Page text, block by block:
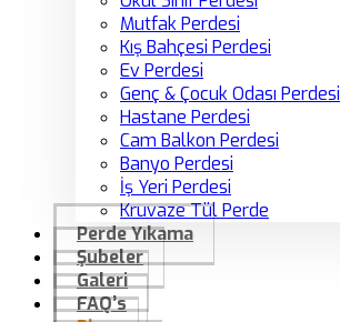
Mutfak Perdesi
Kış Bahçesi Perdesi
Ev Perdesi
Genç & Çocuk Odası Perdesi
Hastane Perdesi
Cam Balkon Perdesi
Banyo Perdesi
İş Yeri Perdesi
Kruvaze Tül Perde
Perde Yıkama
Şubeler
Galeri
FAQ’s